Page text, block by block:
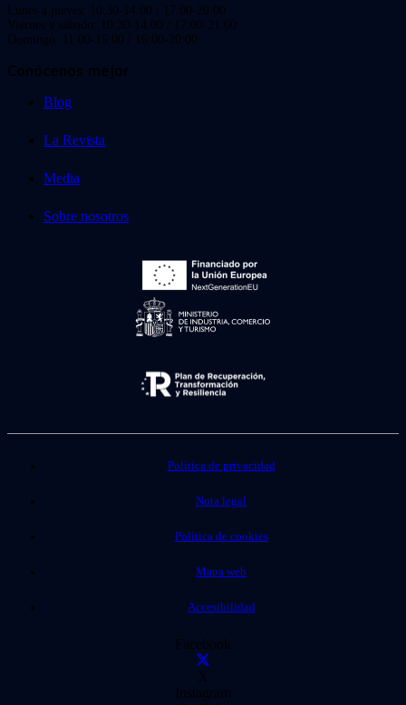
Lunes a jueves: 10:30-14:00 / 17:00-20:00
Viernes y sábado: 10:30-14:00 / 17:00-21:00
Domingo: 11:00-15:00 / 16:00-20:00
Conócenos mejor
Blog
La Revista
Media
Sobre nosotros
Política de privacidad
Nota legal
Política de cookies
Mapa web
Accesibilidad
Facebook
X
Instagram